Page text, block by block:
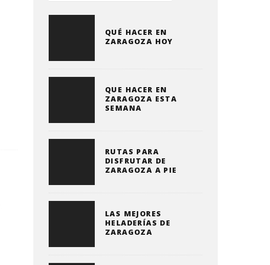
QUÉ HACER EN
ZARAGOZA HOY
QUE HACER EN
ZARAGOZA ESTA
SEMANA
RUTAS PARA
DISFRUTAR DE
ZARAGOZA A PIE
LAS MEJORES
HELADERÍAS DE
ZARAGOZA